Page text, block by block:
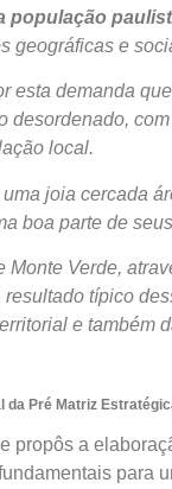
população
geográficas e
esta demanda
desordenado,
local.
joia cercada
boa parte de
Monte Verde,
típico
e também
Pré Matriz
propôs a
para